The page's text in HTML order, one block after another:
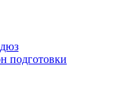
подготовки